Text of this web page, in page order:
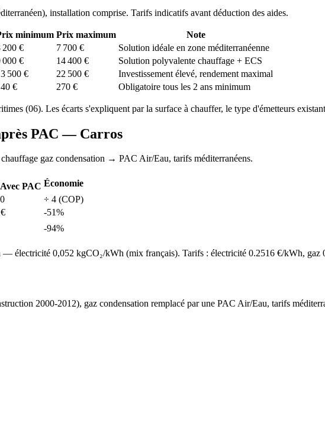
), installation comprise. Tarifs indicatifs avant déduction des aides.
minimum Prix maximum
Note
200 € 7 700 €
Solution idéale en zone méditerranéenne
000 € 14 400 €
Solution polyvalente chauffage + ECS
500 € 22 500 €
Investissement élevé, rendement maximal
€ 270 € Obligatoire tous les 2 ans minimum
(06). Les écarts s'expliquent par la surface à chauffer, le type d'émetteurs
PAC — Carros
gaz condensation → PAC Air/Eau, tarifs méditerranéens.
Avec PAC Économie
÷ 4 (COP)
€ -51%
-94%
— électricité 0,052 kgCO₂/kWh (mix français). Tarifs : électricité 0.2516 €/kWh, gaz
2000-2012), gaz condensation remplacé par une PAC Air/Eau, tarifs